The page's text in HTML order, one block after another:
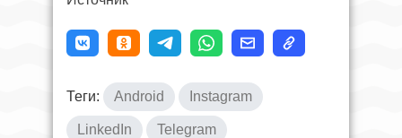
Теги: Android Instagram
LinkedIn Telegram